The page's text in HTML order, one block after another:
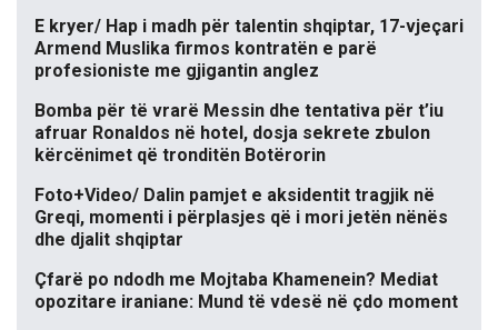
E kryer/ Hap i madh për talentin shqiptar, 17-vjeçari
Armend Muslika firmos kontratën e parë
profesioniste me gjigantin anglez
Bomba për të vrarë Messin dhe tentativa për t’iu
afruar Ronaldos në hotel, dosja sekrete zbulon
kërcënimet që tronditën Botërorin
Foto+Video/ Dalin pamjet e aksidentit tragjik në
Greqi, momenti i përplasjes që i mori jetën nënës
dhe djalit shqiptar
Çfarë po ndodh me Mojtaba Khamenein? Mediat
opozitare iraniane: Mund të vdesë në çdo moment